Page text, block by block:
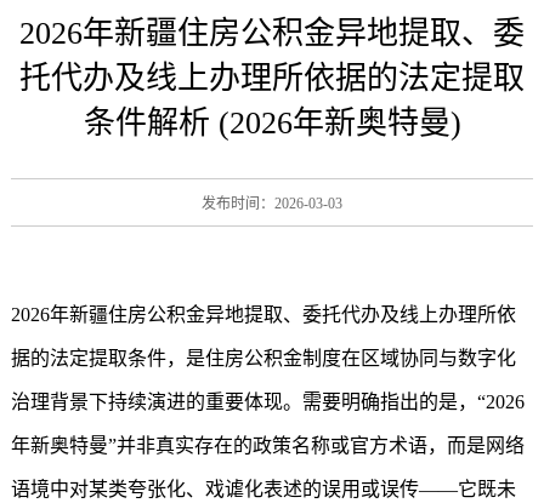
联系我们
2026年新疆住房公积金异地提取、委
托代办及线上办理所依据的法定提取
条件解析 (2026年新奥特曼)
发布时间：2026-03-03
2026年新疆住房公积金异地提取、委托代办及线上办理所依
据的法定提取条件，是住房公积金制度在区域协同与数字化
治理背景下持续演进的重要体现。需要明确指出的是，“2026
年新奥特曼”并非真实存在的政策名称或官方术语，而是网络
语境中对某类夸张化、戏谑化表述的误用或误传——它既未